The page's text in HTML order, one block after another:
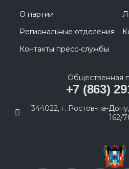
О партии
Региональные отделения
Контакты пресс-службы
Общественная
+7 (863)
344022, г. Ростов-на-
162/